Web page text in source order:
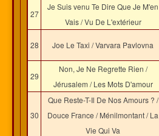
27
Je Suis venu Te Dire Que Je M'en
Vais / Vu De L'extérieur
28 Joe Le Taxi / Varvara Pavlovna
29
Non, Je Ne Regrette Rien /
Jérusalem / Les Mots D'amour
30
Que Reste-T-Il De Nos Amours ? /
Douce France / Ménilmontant / La
Vie Qui Va